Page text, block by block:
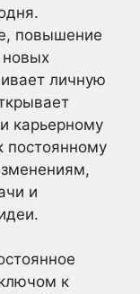
повышение
личную
карьерному
постоянному
и
к